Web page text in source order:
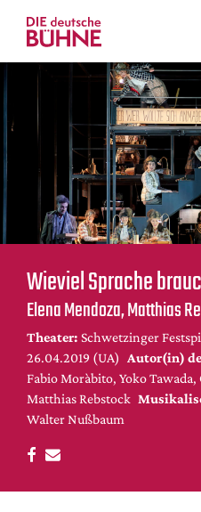
Kritiken
Schauspiel
Musiktheater
Tanz
Crossover
Bühnenwelt
Festivals &
Menschen & Theater
Themen
Internationales
Nachrufe
Medientipps
DdB-map
Kalender
Festival-Planer
Wieviel Sprache
Elena Mendoza, Matthias
Theater: Schwetzinger
26.04.2019 (UA)
Autor(in)
Fabio Moràbito, Yoko Tawada,
Matthias Rebstock
Walter Nußbaum